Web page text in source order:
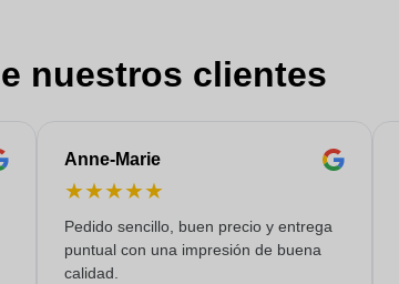
nuestros clientes
Anne-Marie
★★★★★
Pedido sencillo, buen precio y entrega
puntual con una impresión de buena
calidad.